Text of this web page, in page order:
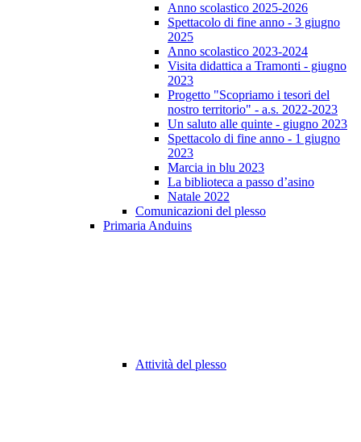
Anno scolastico 2025-2026
Spettacolo di fine anno - 3 giugno
2025
Anno scolastico 2023-2024
Visita didattica a Tramonti - giugno
2023
Progetto "Scopriamo i tesori del
nostro territorio" - a.s. 2022-2023
Un saluto alle quinte - giugno 2023
Spettacolo di fine anno - 1 giugno
2023
Marcia in blu 2023
La biblioteca a passo d’asino
Natale 2022
Comunicazioni del plesso
Primaria Anduins
Attività del plesso